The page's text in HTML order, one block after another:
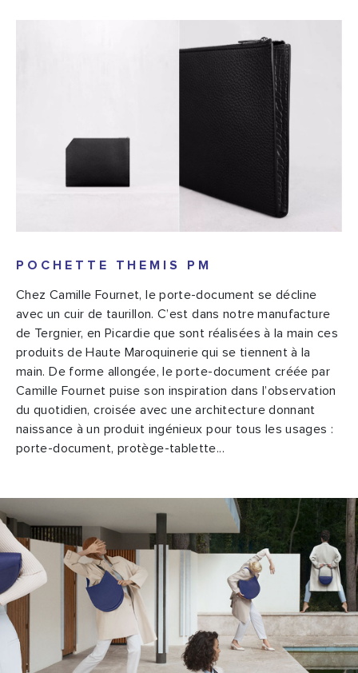
POCHETTE THEMIS PM
Chez Camille Fournet, le porte-document se décline
avec un cuir de taurillon. C’est dans notre manufacture
de Tergnier, en Picardie que sont réalisées à la main ces
produits de Haute Maroquinerie qui se tiennent à la
main. De forme allongée, le porte-document créée par
Camille Fournet puise son inspiration dans l’observation
du quotidien, croisée avec une architecture donnant
naissance à un produit ingénieux pour tous les usages :
porte-document, protège-tablette...